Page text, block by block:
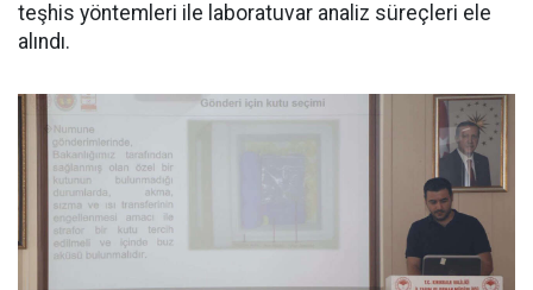
teşhis yöntemleri ile laboratuvar analiz süreçleri ele
alındı.